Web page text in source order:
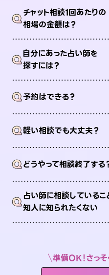
Qチャット相談1回あたりの
相場の金額は？
Q自分にあった占い師を
探すには？
Q予約はできる？
Q軽い相談でも大丈夫？
Qどうやって相談終了する
Q占い師に相談しているこ
知人に知られたくない
準備OK！さっ